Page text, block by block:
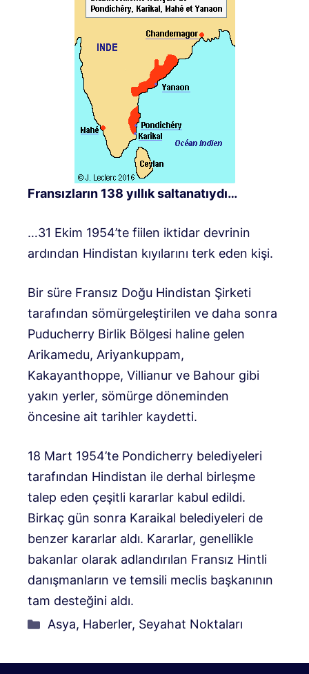
Fransızların 138 yıllık saltanatıydı…
…31 Ekim 1954’te fiilen iktidar devrinin
ardından Hindistan kıyılarını terk eden kişi.
Bir süre Fransız Doğu Hindistan Şirketi
tarafından sömürgeleştirilen ve daha sonra
Puducherry Birlik Bölgesi haline gelen
Arikamedu, Ariyankuppam,
Kakayanthoppe, Villianur ve Bahour gibi
yakın yerler, sömürge döneminden
öncesine ait tarihler kaydetti.
18 Mart 1954’te Pondicherry belediyeleri
tarafından Hindistan ile derhal birleşme
talep eden çeşitli kararlar kabul edildi.
Birkaç gün sonra Karaikal belediyeleri de
benzer kararlar aldı. Kararlar, genellikle
bakanlar olarak adlandırılan Fransız Hintli
danışmanların ve temsili meclis başkanının
tam desteğini aldı.
Kategoriler
Asya, Haberler, Seyahat Noktaları